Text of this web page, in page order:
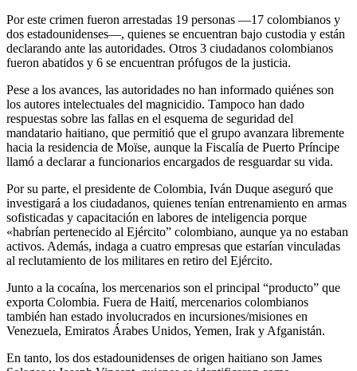
Por este crimen fueron arrestadas 19 personas —17 colombianos y
dos estadounidenses—, quienes se encuentran bajo custodia y están
declarando ante las autoridades. Otros 3 ciudadanos colombianos
fueron abatidos y 6 se encuentran prófugos de la justicia.
Pese a los avances, las autoridades no han informado quiénes son
los autores intelectuales del magnicidio. Tampoco han dado
respuestas sobre las fallas en el esquema de seguridad del
mandatario haitiano, que permitió que el grupo avanzara libremente
hacia la residencia de Moïse, aunque la Fiscalía de Puerto Príncipe
llamó a declarar a funcionarios encargados de resguardar su vida.
Por su parte, el presidente de Colombia, Iván Duque aseguró que
investigará a los ciudadanos, quienes tenían entrenamiento en armas
sofisticadas y capacitación en labores de inteligencia porque
«habrían pertenecido al Ejército” colombiano, aunque ya no estaban
activos. Además, indaga a cuatro empresas que estarían vinculadas
al reclutamiento de los militares en retiro del Ejército.
Junto a la cocaína, los mercenarios son el principal “producto” que
exporta Colombia. Fuera de Haití, mercenarios colombianos
también han estado involucrados en incursiones/misiones en
Venezuela, Emiratos Árabes Unidos, Yemen, Irak y Afganistán.
En tanto, los dos estadounidenses de origen haitiano son James